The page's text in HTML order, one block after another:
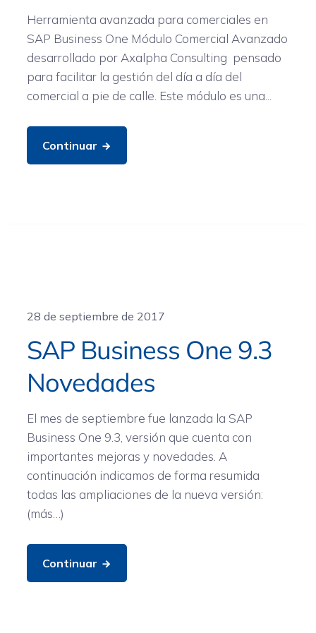
Herramienta avanzada para comerciales en
SAP Business One Módulo Comercial Avanzado
desarrollado por Axalpha Consulting pensado
para facilitar la gestión del día a día del
comercial a pie de calle. Este módulo es una...
Continuar
28 de septiembre de 2017
SAP Business One 9.3
Novedades
El mes de septiembre fue lanzada la SAP
Business One 9.3, versión que cuenta con
importantes mejoras y novedades. A
continuación indicamos de forma resumida
todas las ampliaciones de la nueva versión:
(más…)
Continuar